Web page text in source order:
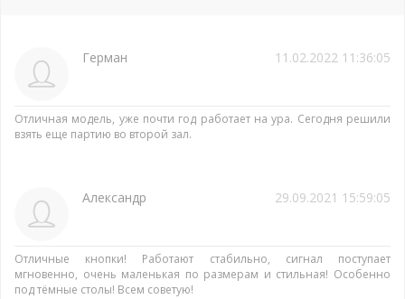
11.02.2022 11:36:05
Герман
Отличная модель, уже почти год работает на ура. Сегодня решили
взять еще партию во второй зал.
29.09.2021 15:59:05
Александр
Отличные кнопки! Работают стабильно, сигнал поступает
мгновенно, очень маленькая по размерам и стильная! Особенно
под тёмные столы! Всем советую!